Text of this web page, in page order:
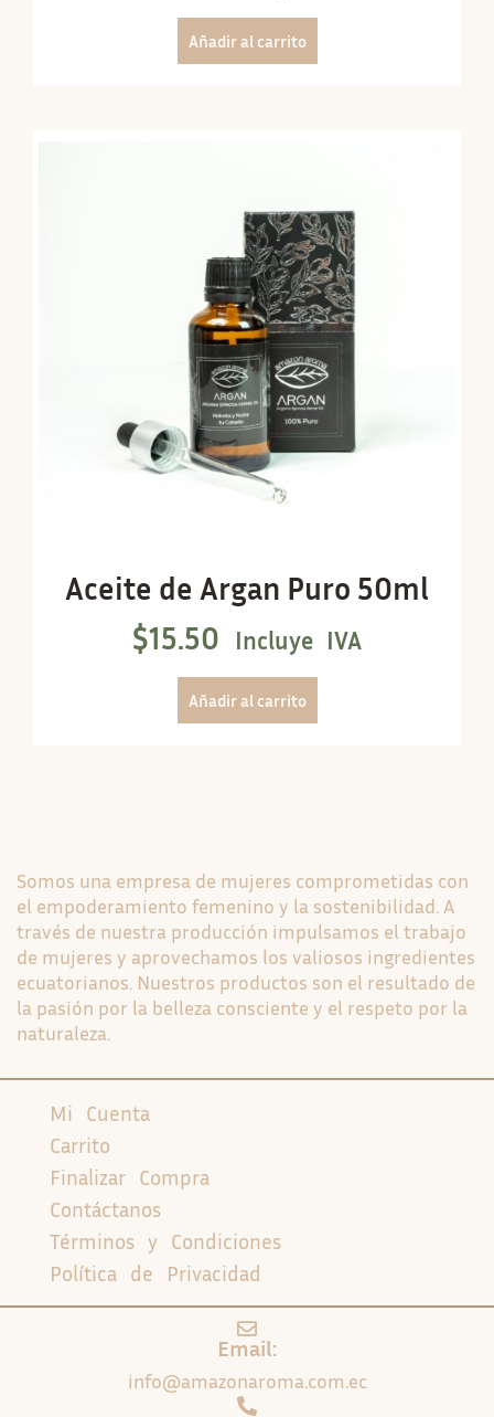
Añadir al carrito
Aceite de Argan Puro 50ml
$15.50 Incluye IVA
Añadir al carrito
Somos una empresa de mujeres comprometidas con
el empoderamiento femenino y la sostenibilidad. A
través de nuestra producción impulsamos el trabajo
de mujeres y aprovechamos los valiosos ingredientes
ecuatorianos. Nuestros productos son el resultado de
la pasión por la belleza consciente y el respeto por la
naturaleza.
Mi Cuenta
Carrito
Finalizar Compra
Contáctanos
Términos y Condiciones
Política de Privacidad
Email:
info@amazonaroma.com.ec